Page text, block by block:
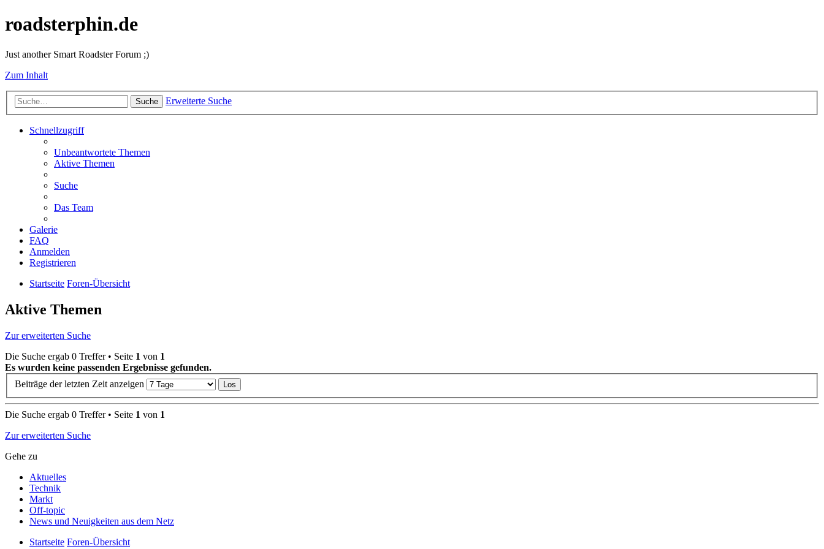
roadsterphin.de
Just another Smart Roadster Forum ;)
Zum Inhalt
Suche Erweiterte Suche
Schnellzugriff
Unbeantwortete Themen
Aktive Themen
Suche
Das Team
Galerie
FAQ
Anmelden
Registrieren
Startseite Foren-Übersicht
Aktive Themen
Zur erweiterten Suche
Die Suche ergab 0 Treffer • Seite 1 von 1
Es wurden keine passenden Ergebnisse gefunden.
Beiträge der letzten Zeit anzeigen
Die Suche ergab 0 Treffer • Seite 1 von 1
Zur erweiterten Suche
Gehe zu
Aktuelles
Technik
Markt
Off-topic
News und Neuigkeiten aus dem Netz
Startseite Foren-Übersicht